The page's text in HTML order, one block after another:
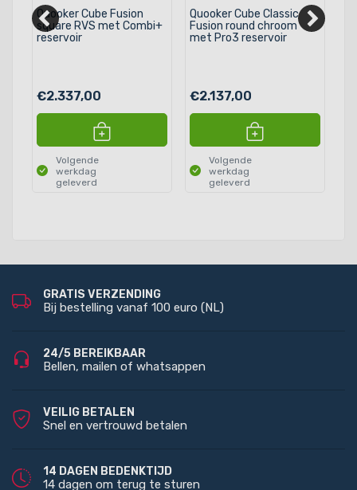
Quooker Cube Fusion
square RVS met Combi+
reservoir
€2.337,00
Volgende
werkdag
geleverd
Quooker Cube Classic
Fusion round chroom
met Pro3 reservoir
€2.137,00
Volgende
werkdag
geleverd
GRATIS VERZENDING
Bij bestelling vanaf 100 euro (NL)
24/5 BEREIKBAAR
Bellen, mailen of whatsappen
VEILIG BETALEN
Snel en vertrouwd betalen
14 DAGEN BEDENKTIJD
14 dagen om terug te sturen